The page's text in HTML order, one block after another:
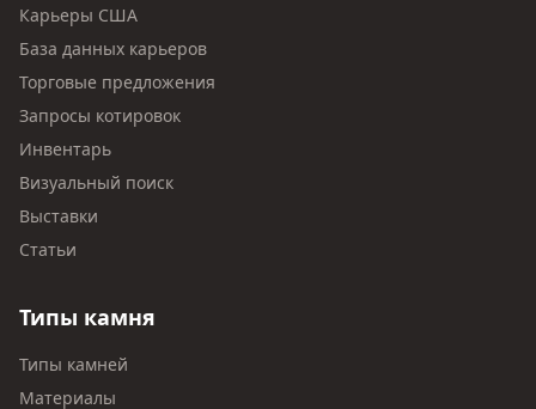
Карьеры США
База данных карьеров
Торговые предложения
Запросы котировок
Инвентарь
Визуальный поиск
Выставки
Статьи
Типы камня
Типы камней
Материалы